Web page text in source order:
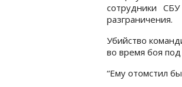
сотрудники
разграничения.
Убийство
во время боя
“Ему отомстил